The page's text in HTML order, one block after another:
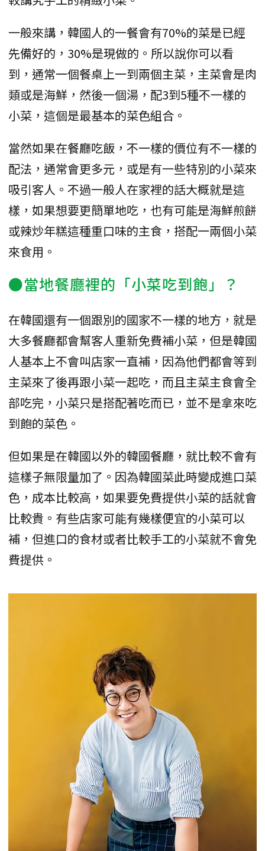
一般來講，韓國人的一餐會有70%的菜是已經
先備好的，30%是現做的。所以說你可以看
到，通常一個餐桌上一到兩個主菜，主菜會是肉
類或是海鮮，然後一個湯，配3到5種不一樣的
小菜，這個是最基本的菜色組合。
當然如果在餐廳吃飯，不一樣的價位有不一樣的
配法，通常會更多元，或是有一些特別的小菜來
吸引客人。不過一般人在家裡的話大概就是這
樣，如果想要更簡單地吃，也有可能是海鮮煎餅
或辣炒年糕這種重口味的主食，搭配一兩個小菜
來食用。
●當地餐廳裡的「小菜吃到飽」？
在韓國還有一個跟別的國家不一樣的地方，就是
大多餐廳都會幫客人重新免費補小菜，但是韓國
人基本上不會叫店家一直補，因為他們都會等到
主菜來了後再跟小菜一起吃，而且主菜主食會全
部吃完，小菜只是搭配著吃而已，並不是拿來吃
到飽的菜色。
但如果是在韓國以外的韓國餐廳，就比較不會有
這樣子無限量加了。因為韓國菜此時變成進口菜
色，成本比較高，如果要免費提供小菜的話就會
比較貴。有些店家可能有幾樣便宜的小菜可以
補，但進口的食材或者比較手工的小菜就不會免
費提供。